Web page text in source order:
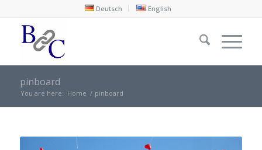
Deutsch English
pinboard
You are here: Home / pinboard